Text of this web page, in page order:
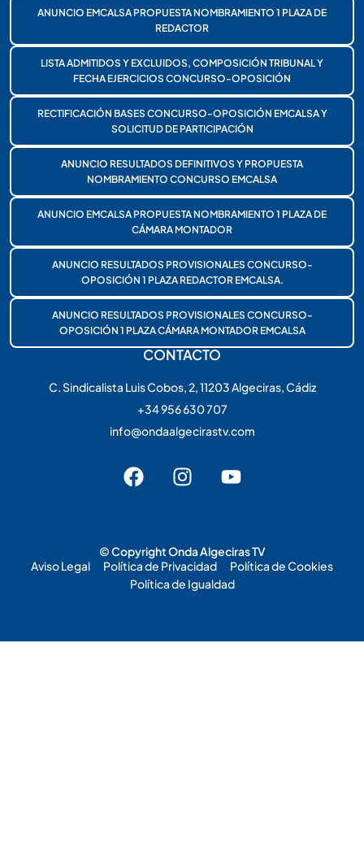
ANUNCIO EMCALSA PROPUESTA NOMBRAMIENTO 1 PLAZA DE
REDACTOR
LISTA ADMITIDOS Y EXCLUIDOS, COMPOSICIÓN TRIBUNAL Y
FECHA EJERCICIOS CONCURSO-OPOSICIÓN
RECTIFICACIÓN BASES CONCURSO-OPOSICIÓN EMCALSA Y
SOLICITUD DE PARTICIPACIÓN
ANUNCIO RESULTADOS DEFINITIVOS Y PROPUESTA
NOMBRAMIENTO CONCURSO EMCALSA
ANUNCIO EMCALSA PROPUESTA NOMBRAMIENTO 1 PLAZA DE
CÁMARA MONTADOR
ANUNCIO RESULTADOS PROVISIONALES CONCURSO-
OPOSICIÓN 1 PLAZA REDACTOR EMCALSA.
ANUNCIO RESULTADOS PROVISIONALES CONCURSO-
OPOSICIÓN 1 PLAZA CÁMARA MONTADOR EMCALSA
CONTACTO
C. Sindicalista Luis Cobos, 2, 11203 Algeciras, Cádiz
+34 956 630 707
info@ondaalgecirastv.com
© Copyright Onda Algeciras TV
Aviso Legal
Política de Privacidad
Política de Cookies
Política de Igualdad